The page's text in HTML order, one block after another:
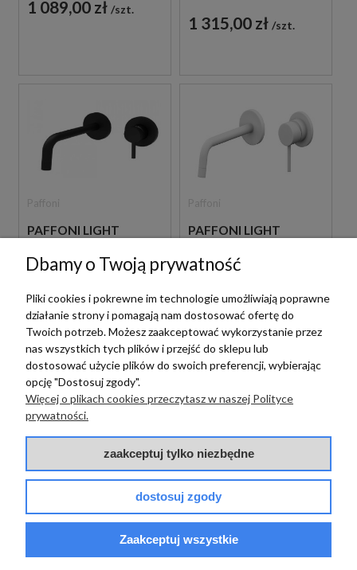
1 089,00 zł szt.
BIAŁA
1 315,00 zł szt.
PAFFONI LIGHT
UMYWALKOWA
PODTYNKOWA
CZARNA
1 089,00 zł szt.
PAFFONI LIGHT
UMYWALKOWA
PODTYNKOWA
BIAŁA
1 089,00 zł szt.
Paffoni
PAFFONI LIGHT
LIG105BO70 BATERIA
UMYWALKOWA
Dbamy o Twoją prywatność
Pliki cookies i pokrewne im technologie umożliwiają poprawne
działanie strony i pomagają nam dostosować ofertę do
Twoich potrzeb. Możesz zaakceptować wykorzystanie przez
nas wszystkich tych plików i przejść do sklepu lub
dostosować użycie plików do swoich preferencji, wybierając
opcję "Dostosuj zgody".
Więcej o plikach cookies przeczytasz w naszej Polityce
prywatności.
zaakceptuj tylko niezbędne
dostosuj zgody
Zaakceptuj wszystkie